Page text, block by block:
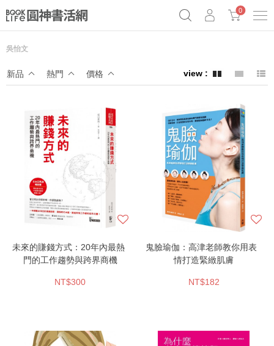
Netflix話題章魚小說！
0
吳怡文
新品 熱門 價格
未來的賺錢方式：20年內最熱
門的工作趨勢與跨界商機
NT$300
鬼臉瑜伽：高津老師教你用表
情打造緊緻肌膚
NT$182